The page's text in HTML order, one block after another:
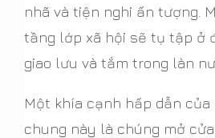
nhã và tiện nghi ấn tượng.
tầng lớp xã hội sẽ tụ tập ở
giao lưu và tắm trong làn
Một khía cạnh hấp dẫn
chung này là chúng mở